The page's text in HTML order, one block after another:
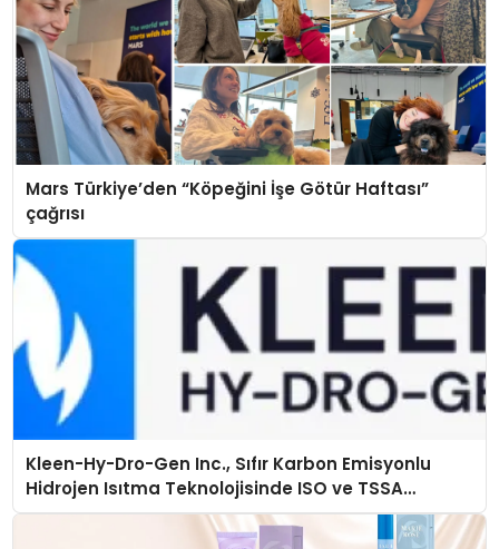
Mars Türkiye’den “Köpeğini İşe Götür Haftası”
çağrısı
Kleen-Hy-Dro-Gen Inc., Sıfır Karbon Emisyonlu
Hidrojen Isıtma Teknolojisinde ISO ve TSSA
Düzenleyici Onaylarını Aldı